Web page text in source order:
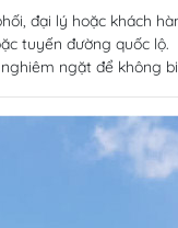
đại lý hoặc khách
tuyến đường quốc lộ.
ngặt để không